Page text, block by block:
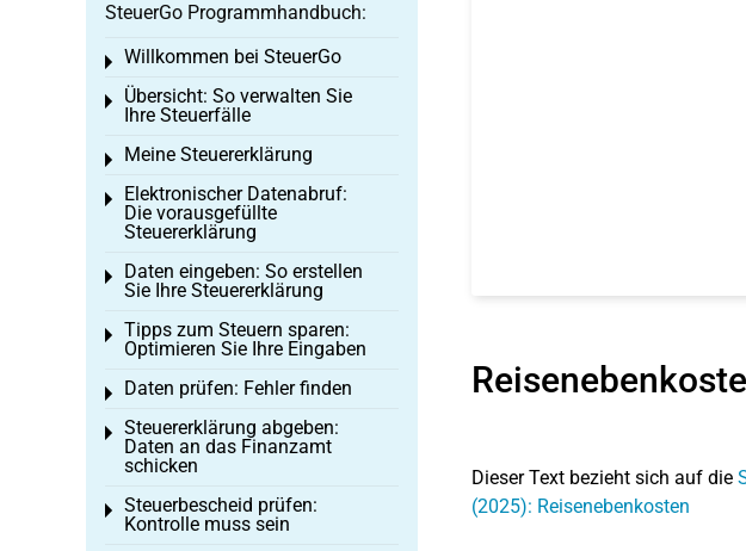
Dieser Text bezieht sich auf die
(2025): Reisenebenkosten
SteuerGo Programmhandbuch:
Willkommen bei SteuerGo
Toggle menu
Übersicht: So verwalten Sie
Ihre Steuerfälle
Toggle menu
Meine Steuererklärung
Toggle menu
Elektronischer Datenabruf:
Die vorausgefüllte
Steuererklärung
Toggle menu
Daten eingeben: So erstellen
Sie Ihre Steuererklärung
Toggle menu
Tipps zum Steuern sparen:
Optimieren Sie Ihre Eingaben
Toggle menu
Daten prüfen: Fehler finden
Toggle menu
Steuererklärung abgeben:
Daten an das Finanzamt
schicken
Toggle menu
Steuerbescheid prüfen:
Kontrolle muss sein
Toggle menu